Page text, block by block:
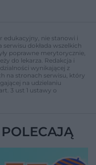
edukacyjny, nie stanowi i
serwisu dokłada wszelkich
poprawne merytorycznie,
do lekarza. Redakcja i
wynikającej z
na stronach serwisu, który
na udzielaniu
3 ust 1 ustawy o